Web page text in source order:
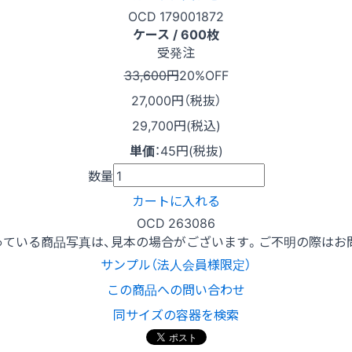
OCD 179001872
ケース / 600枚
受発注
33,600円20%OFF
27,000円（税抜）
29,700円(税込)
単価：45円(税抜)
数量
カートに入れる
OCD 263086
いる商品写真は、見本の場合がございます。ご不明の際は
サンプル（法人会員様限定）
この商品への問い合わせ
同サイズの容器を検索